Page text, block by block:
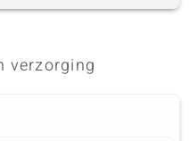
verzorging